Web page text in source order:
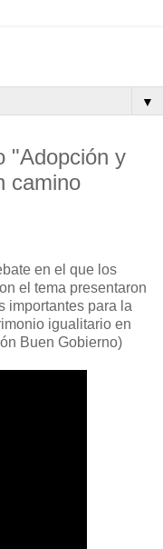
▼
"Adopción y
camino
en el que los
el tema presentaron
importantes para la
igualitario en
Buen Gobierno)